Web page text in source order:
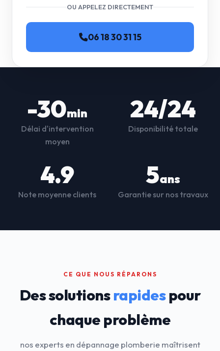
OU APPELEZ DIRECTEMENT
06 18 30 31 15
-30min
Délai d'intervention
moyen
24/24
Disponibilité totale
4.9
Note moyenne clients
5ans
Garantie sur nos travaux
CE QUE NOUS RÉPARONS
Des solutionsrapidespour
chaque problème
nos experts en dépannage plomberie maîtrisent